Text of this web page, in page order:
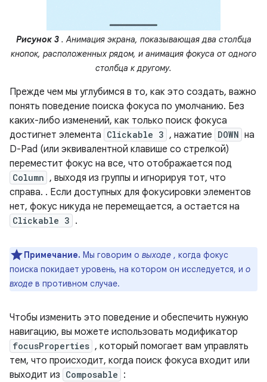
Рисунок 3. Анимация экрана, показывающая два столбца
кнопок, расположенных рядом, и анимация фокуса от одного
столбца к другому.
Прежде чем мы углубимся в то, как это создать, важно
понять поведение поиска фокуса по умолчанию. Без
каких-либо изменений, как только поиск фокуса
достигнет элемента Clickable 3 , нажатие DOWN на
D-Pad (или эквивалентной клавише со стрелкой)
переместит фокус на все, что отображается под
Column , выходя из группы и игнорируя тот, что
справа. . Если доступных для фокусировки элементов
нет, фокус никуда не перемещается, а остается на
Clickable 3 .
Примечание. Мы говорим о выходе , когда фокус
поиска покидает уровень, на котором он исследуется, и о
входе в противном случае.
Чтобы изменить это поведение и обеспечить нужную
навигацию, вы можете использовать модификатор
focusProperties , который помогает вам управлять
тем, что происходит, когда поиск фокуса входит или
выходит из Composable :